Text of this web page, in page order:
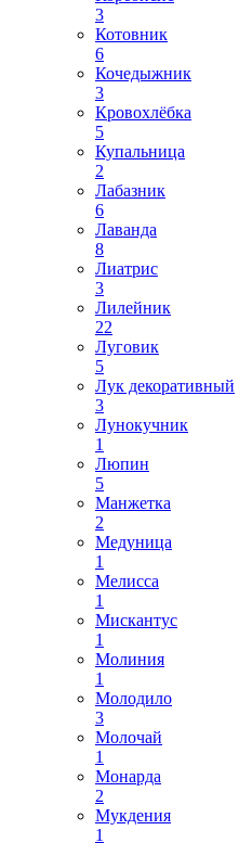
3
Котовник
6
Кочедыжник
3
Кровохлёбка
5
Купальница
2
Лабазник
6
Лаванда
8
Лиатрис
3
Лилейник
22
Луговик
5
Лук декоративный
3
Лунокучник
1
Люпин
5
Манжетка
2
Медуница
1
Мелисса
1
Мискантус
1
Молиния
1
Молодило
3
Молочай
1
Монарда
2
Мукдения
1